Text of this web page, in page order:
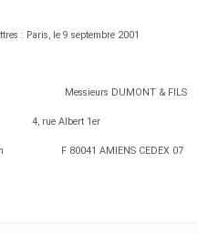
: Paris, le 9 septembre 2001
DUMONT & FILS
Albert 1er
F 80041 AMIENS CEDEX 07